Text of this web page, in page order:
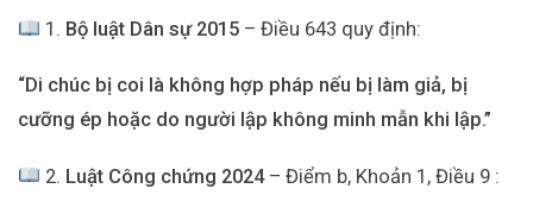
1. Bộ luật Dân sự 2015– Điều 643 quy định:
“Di chúc bị coi là không hợp pháp nếu bị làm giả, bị
cưỡng ép hoặc do người lập không minh mẫn khi lập.”
2. Luật Công chứng 2024– Điểm b, Khoản 1, Điều 9 :